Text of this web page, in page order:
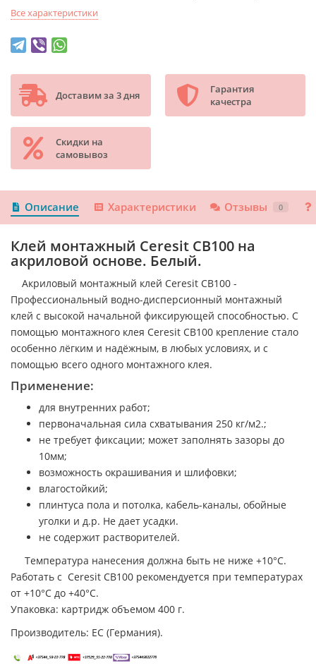
Все характеристики
Доставим за 3 дня
Гарантия
качестра
Скидки на
самовывоз
Описание Характеристики Отзывы 0
Клей монтажный Ceresit CB100 на
акриловой основе. Белый.
Акриловый монтажный клей Ceresit CB100 -
Профессиональный водно-дисперсионный монтажный
клей с высокой начальной фиксирующей способностью. С
помощью монтажного клея Ceresit CB100 крепление стало
особенно лёгким и надёжным, в любых условиях, и с
помощью всего одного монтажного клея.
Применение:
для внутренних работ;
первоначальная сила схватывания 250 кг/м2.;
не требует фиксации; может заполнять зазоры до
10мм;
возможность окрашивания и шлифовки;
влагостойкий;
плинтуса пола и потолка, кабель-каналы, обойные
уголки и д.р. Не дает усадки.
не содержит растворителей.
Температура нанесения должна быть не ниже +10°C.
Работать с Ceresit CB100 рекомендуется при температурах
от +10°C до +40°C.
Упаковка: картридж объемом 400 г.
Производитель: ЕС (Германия).